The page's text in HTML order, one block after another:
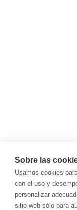
Sobre las
Usamos cookies
con el uso y
personalizar
sitio web sólo para